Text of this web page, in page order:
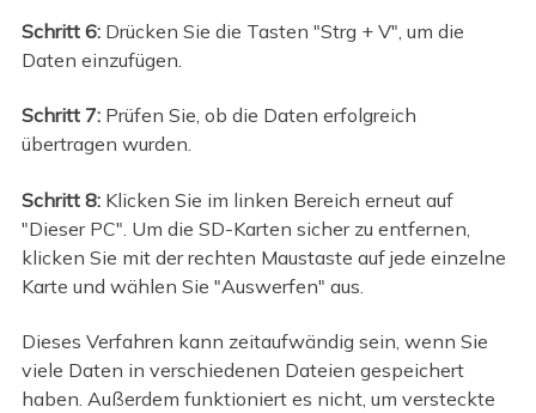
Schritt 6:Drücken Sie die Tasten "Strg + V", um die
Daten einzufügen.
Schritt 7:Prüfen Sie, ob die Daten erfolgreich
übertragen wurden.
Schritt 8: Klicken Sie im linken Bereich erneut auf
"Dieser PC". Um die SD-Karten sicher zu entfernen,
klicken Sie mit der rechten Maustaste auf jede einzelne
Karte und wählen Sie "Auswerfen" aus.
Dieses Verfahren kann zeitaufwändig sein, wenn Sie
viele Daten in verschiedenen Dateien gespeichert
haben. Außerdem funktioniert es nicht, um versteckte